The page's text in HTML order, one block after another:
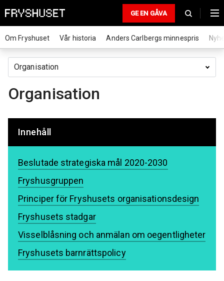
GE EN GÅVA
Om Fryshuset Vår historia Anders Carlbergs minnespris
Organisation
Innehåll
Beslutade strategiska mål 2020-2030
Fryshusgruppen
Principer för Fryshusets organisationsdesign
Fryshusets stadgar
Visselblåsning och anmälan om oegentligheter
Fryshusets barnrättspolicy